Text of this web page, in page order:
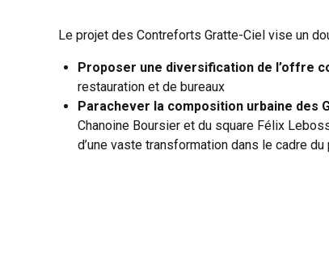
Le projet des Contreforts Gratte-Ciel vise un
Proposer une diversification de l’offre
restauration et de bureaux
Parachever la composition urbaine des
Chanoine Boursier et du square Félix
d’une vaste transformation dans le cadre